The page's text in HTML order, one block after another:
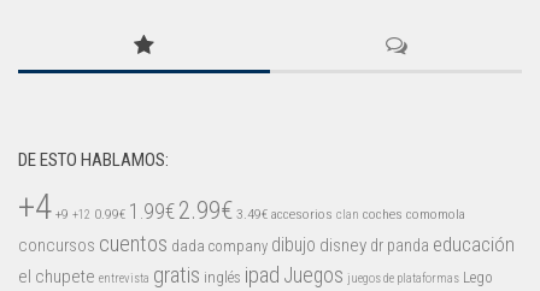
DE ESTO HABLAMOS:
+4 +9 +12 0.99€ 1.99€ 2.99€ 3.49€ accesorios clan coches comomola
concursos cuentos dada company dibujo disney dr panda educación
el chupete entrevista gratis inglés ipad Juegos juegos de plataformas Lego